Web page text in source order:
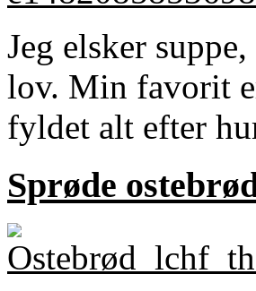
Jeg elsker
lov. Min favorit
fyldet alt efter
Sprøde